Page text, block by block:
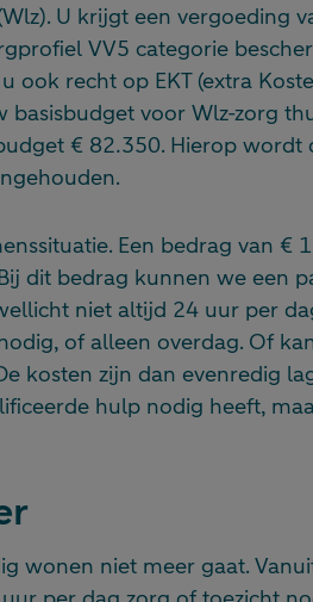
U krijgt een vergoeding
VV5 categorie
recht op EKT (extra
voor Wlz-zorg
€ 82.350. Hierop wordt
Een bedrag van €
dit bedrag kunnen we een
niet altijd 24 uur per
of alleen overdag. Of
kosten zijn dan evenredig
hulp nodig heeft,
wonen niet meer gaat.